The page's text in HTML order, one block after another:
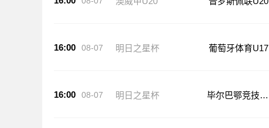
16:00 08-07 明日之星杯 葡萄牙体育U17
16:00 08-07 明日之星杯
毕尔巴鄂竞技U